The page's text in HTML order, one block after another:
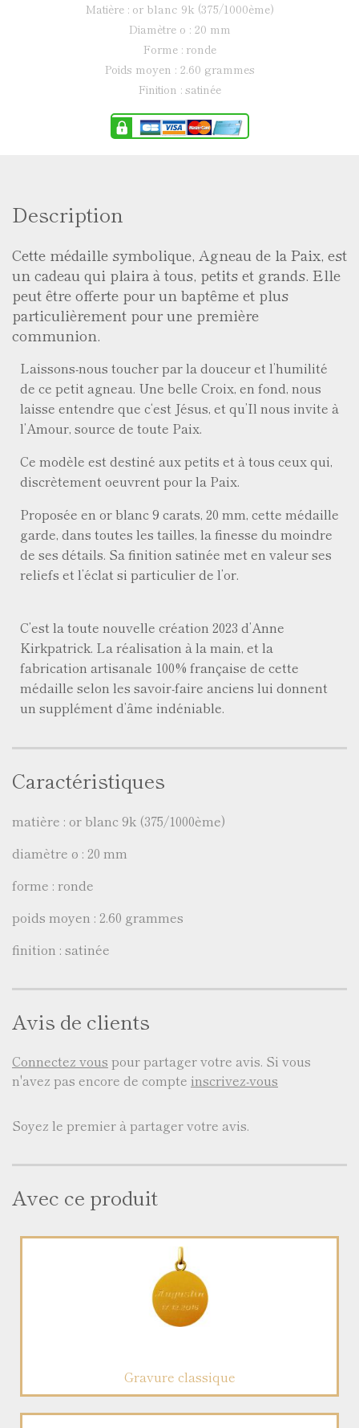
matière : or blanc 9k (375/1000ème)
diamètre ø : 20 mm
forme : ronde
poids moyen : 2.60 grammes
finition : satinée
Description
Cette médaille symbolique, Agneau de la Paix, est
un cadeau qui plaira à tous, petits et grands. Elle
peut être offerte pour un baptême et plus
particulièrement pour une première
communion.
Laissons-nous toucher par la douceur et l’humilité
de ce petit agneau. Une belle Croix, en fond, nous
laisse entendre que c‘est Jésus, et qu’Il nous invite à
l’Amour, source de toute Paix.
Ce modèle est destiné aux petits et à tous ceux qui,
discrètement oeuvrent pour la Paix.
Proposée en or blanc 9 carats, 20 mm, cette médaille
garde, dans toutes les tailles, la finesse du moindre
de ses détails. Sa finition satinée met en valeur ses
reliefs et l’éclat si particulier de l’or.
C’est la toute nouvelle création 2023 d’Anne
Kirkpatrick. La réalisation à la main, et la
fabrication artisanale 100% française de cette
médaille selon les savoir-faire anciens lui donnent
un supplément d’âme indéniable.
Caractéristiques
matière : or blanc 9k (375/1000ème)
diamètre ø : 20 mm
forme : ronde
poids moyen : 2.60 grammes
finition : satinée
Avis de clients
Connectez vous pour partager votre avis. Si vous
n'avez pas encore de compte inscrivez-vous
Soyez le premier à partager votre avis.
Avec ce produit
Gravure classique